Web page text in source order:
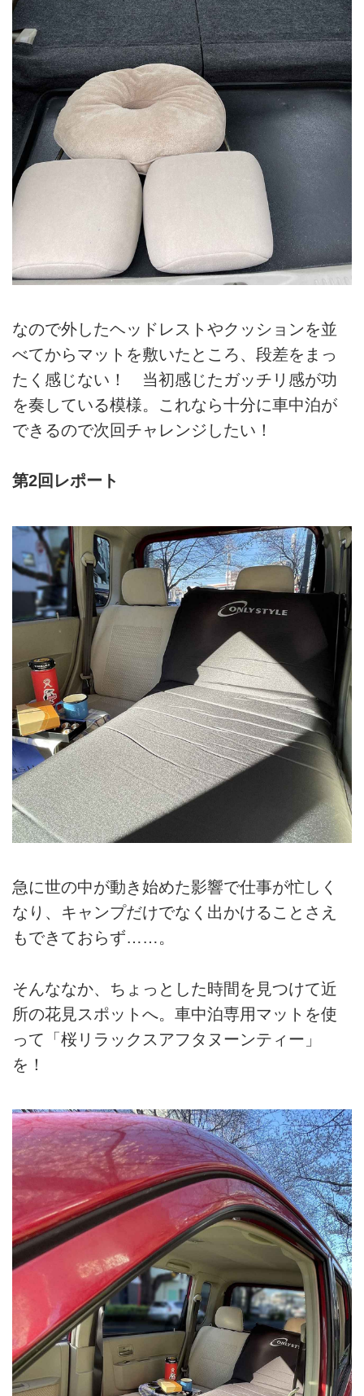
なので外したヘッドレストやクッションを並
べてからマットを敷いたところ、段差をまっ
たく感じない！ 当初感じたガッチリ感が功
を奏している模様。これなら十分に車中泊が
できるので次回チャレンジしたい！
第2回レポート
急に世の中が動き始めた影響で仕事が忙しく
なり、キャンプだけでなく出かけることさえ
もできておらず……。
そんななか、ちょっとした時間を見つけて近
所の花見スポットへ。車中泊専用マットを使
って「桜リラックスアフタヌーンティー」
を！